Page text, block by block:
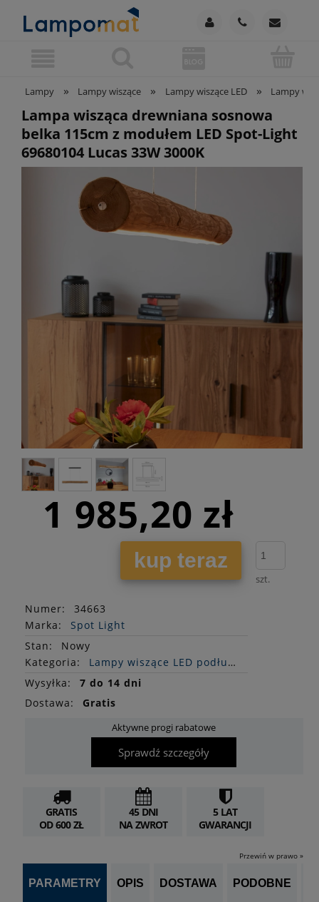
Lampy » Lampy wiszące » Lampy wiszące LED » Lampy
Lampa wisząca drewniana sosnowa
belka 115cm z modułem LED Spot-Light
69680104 Lucas 33W 3000K
1 985,20 zł
kup teraz
szt.
Numer:
34663
Marka:
Spot Light
Stan:
Nowy
Kategoria:
Lampy wiszące LED podłużne
Wysyłka:
7 do 14 dni
Dostawa:
Gratis
Aktywne progi rabatowe
Sprawdź szczegóły
GRATIS
OD 600 ZŁ
45 DNI
NA ZWROT
5 LAT
GWARANCJI
Przewiń w prawo »
PARAMETRY OPIS DOSTAWA PODOBNE